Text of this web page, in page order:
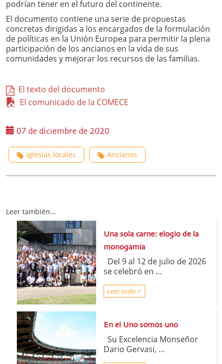
podrían tener en el futuro del continente.
El documento contiene una serie de propuestas
concretas dirigidas a los encargados de la formulación
de políticas en la Unión Europea para permitir la plena
participación de los ancianos en la vida de sus
comunidades y mejorar los recursos de las familias.
El texto del documento
El comunicado de la COMECE
07 de diciembre de 2020
Iglesias locales Ancianos
Leer también...
Una sola carne: elogio de la
monogamia
Del 9 al 12 de julio de 2026
se celebró en ...
Leer todo >
En el Uno somos uno
Su Excelencia Monseñor
Dario Gervasi, ...